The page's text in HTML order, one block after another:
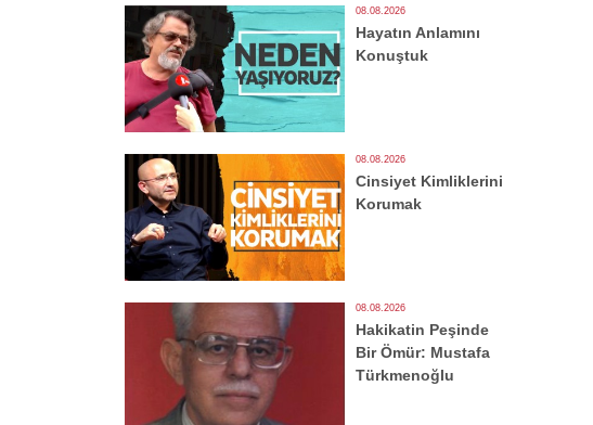
08.08.2026
Hayatın Anlamını
Konuştuk
08.08.2026
Cinsiyet Kimliklerini
Korumak
08.08.2026
Hakikatin Peşinde
Bir Ömür: Mustafa
Türkmenoğlu